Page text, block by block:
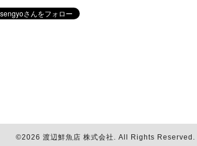
©2026 渡辺鮮魚店 株式会社 . All Rights Reserved.